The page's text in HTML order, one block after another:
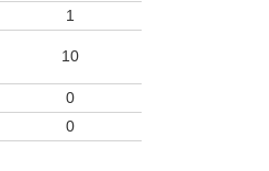
1
10
0
0